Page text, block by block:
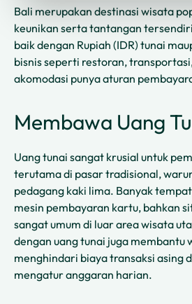
Bali merupakan destinasi wisata
keunikan serta tantangan
baik dengan Rupiah (IDR) tunai
bisnis seperti restoran,
akomodasi punya aturan
Membawa Uang
Uang tunai sangat krusial untuk
terutama di pasar tradisional,
pedagang kaki lima. Banyak
mesin pembayaran kartu, bahkan
sangat umum di luar area wisata
dengan uang tunai juga membantu
menghindari biaya transaksi asing
mengatur anggaran harian.